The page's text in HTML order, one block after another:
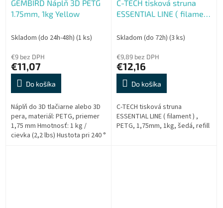
GEMBIRD Náplň 3D PETG
1.75mm, 1kg Yellow
Skladom (do 24h-48h) (1 ks)
€9 bez DPH
€11,07
Do košíka
Náplň do 3D tlačiarne alebo 3D
pera, materiál: PETG, priemer
1,75 mm Hmotnosť: 1 kg /
cievka (2,2 lbs) Hustota pri 240 °
C-TECH tisková struna
ESSENTIAL LINE ( filament
šedá, refill
Skladom (do 72h) (3 ks)
€9,89 bez DPH
€12,16
Do košíka
C-TECH tisková struna
ESSENTIAL LINE ( filament ) ,
PETG, 1,75mm, 1kg, šedá, refill